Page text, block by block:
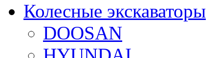
Колесные экскаваторы
DOOSAN